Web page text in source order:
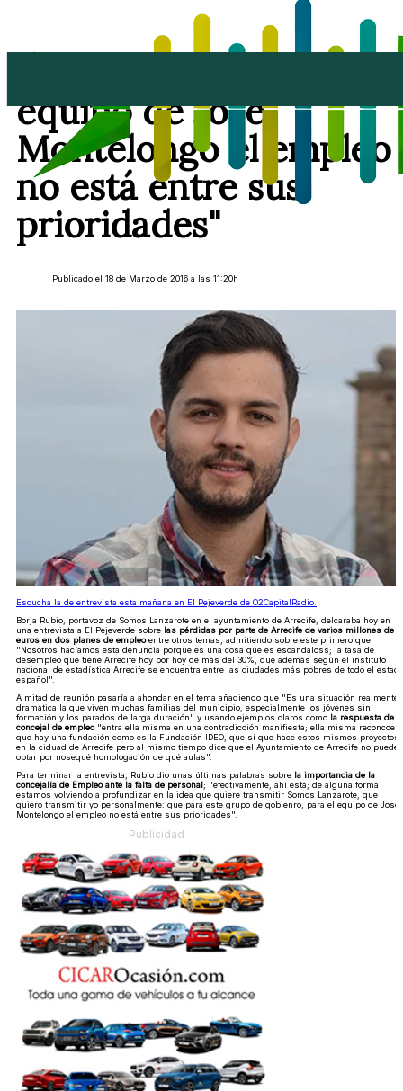
equipo de José
Montelongo el empleo
no está entre sus
prioridades"
Publicado el 18 de Marzo de 2016 a las 11:20h
Escucha la de entrevista esta mañana en El Pejeverde de O2CapitalRadio.
Borja Rubio, portavoz de Somos Lanzarote en el ayuntamiento de Arrecife, delcaraba hoy en
una entrevista a El Pejeverde sobre las pérdidas por parte de Arrecife de varios millones de
euros en dos planes de empleoentre otros temas, admitiendo sobre este primero que
"Nosotros hacíamos esta denuncia porque es una cosa que es escandaloss; la tasa de
desempleo que tiene Arrecife hoy por hoy de más del 30%, que además según el instituto
nacional de estadística Arrecife se encuentra entre las ciudades más pobres de todo el estado
español".
A mitad de reunión pasaría a ahondar en el tema añadiendo que "Es una situación realmente
dramática la que viven muchas familias del municipio, especialmente los jóvenes sin
formación y los parados de larga duración" y usando ejemplos claros como la respuesta de la
concejal de empleo"entra ella misma en una contradicción manifiesta; ella misma reconcoe
que hay una fundación como es la Fundación IDEO, que sí que hace estos mismos proyectos
en la ciduad de Arrecife pero al mismo tiempo dice que el Ayuntamiento de Arrecife no puede
optar por nosequé homologación de qué aulas".
Para terminar la entrevista, Rubio dio unas últimas palabras sobre la importancia de la
concejalía de Empleo ante la falta de personal; "efectivamente, ahí está; de alguna forma
estamos volviendo a profundizar en la idea que quiere transmitir Somos Lanzarote, que
quiero transmitir yo personalmente: que para este grupo de gobienro, para el equipo de José
Montelongo el empleo no está entre sus prioridades".
Publicidad